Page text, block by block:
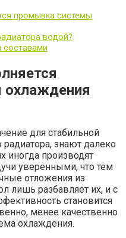
промывка системы
водой?
для стабильной
знают далеко
иногда производят
уверенными, что тем
отложения из
лишь разбавляет их, и с
становится
менее качественно
охлаждения.